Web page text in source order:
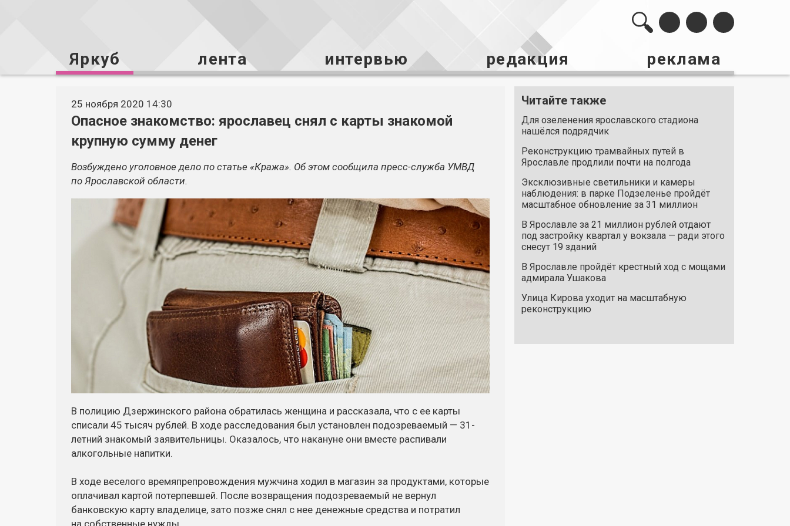
Яркуб лента интервью редакция реклама
25 ноября 2020 14:30
Опасное знакомство: ярославец снял с карты знакомой
крупную сумму денег
Возбуждено уголовное дело по статье «Кража». Об этом сообщила пресс-служба УМВД
по Ярославской области.
В полицию Дзержинского района обратилась женщина и рассказала, что с ее карты
списали 45 тысяч рублей. В ходе расследования был установлен подозреваемый — 31-
летний знакомый заявительницы. Оказалось, что накануне они вместе распивали
алкогольные напитки.
В ходе веселого времяпрепровождения мужчина ходил в магазин за продуктами, которые
оплачивал картой потерпевшей. После возвращения подозреваемый не вернул
банковскую карту владелице, зато позже снял с нее денежные средства и потратил
Читайте также
Для озеленения ярославского стадиона
нашёлся подрядчик
Реконструкцию трамвайных путей в
Ярославле продлили почти на полгода
Эксклюзивные светильники и камеры
наблюдения: в парке Подзеленье пройдёт
масштабное обновление за 31 миллион
В Ярославле за 21 миллион рублей отдают
под застройку квартал у вокзала — ради этого
снесут 19 зданий
В Ярославле пройдёт крестный ход с мощами
адмирала Ушакова
Улица Кирова уходит на масштабную
реконструкцию